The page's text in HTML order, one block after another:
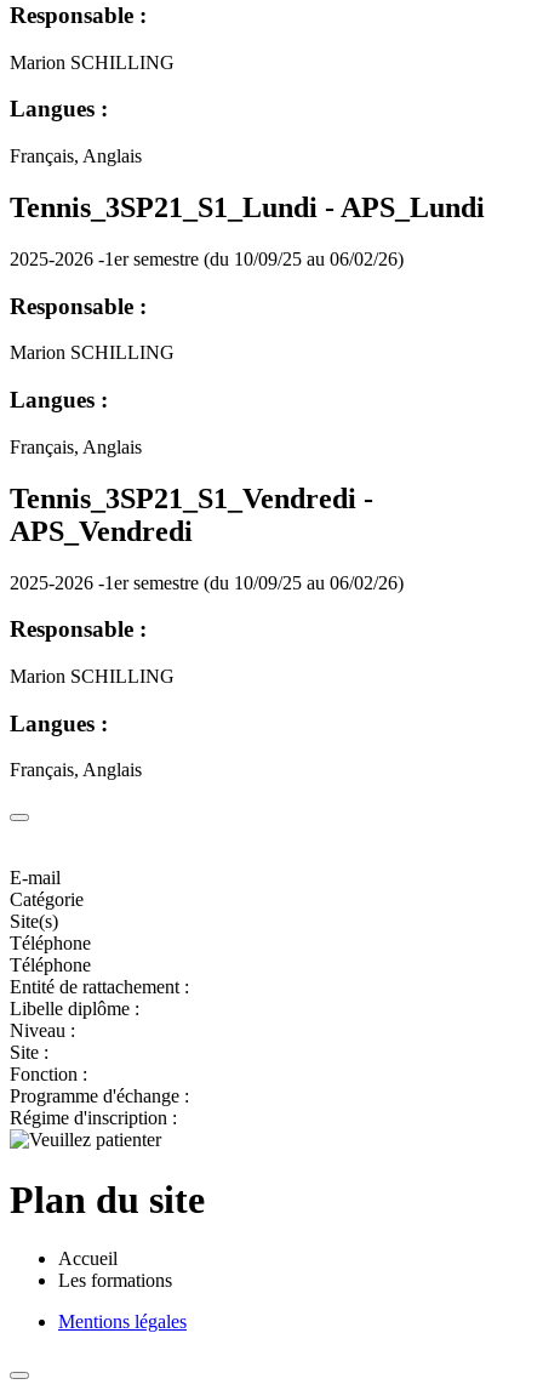
Responsable :
Marion SCHILLING
Langues :
Français, Anglais
Tennis_3SP21_S1_Lundi - APS_Lundi
2025-2026 -1er semestre (du 10/09/25 au 06/02/26)
Responsable :
Marion SCHILLING
Langues :
Français, Anglais
Tennis_3SP21_S1_Vendredi -
APS_Vendredi
2025-2026 -1er semestre (du 10/09/25 au 06/02/26)
Responsable :
Marion SCHILLING
Langues :
Français, Anglais
E-mail
Catégorie
Site(s)
Téléphone
Téléphone
Entité de rattachement :
Libelle diplôme :
Niveau :
Site :
Fonction :
Programme d'échange :
Régime d'inscription :
Plan du site
Accueil
Les formations
Mentions légales